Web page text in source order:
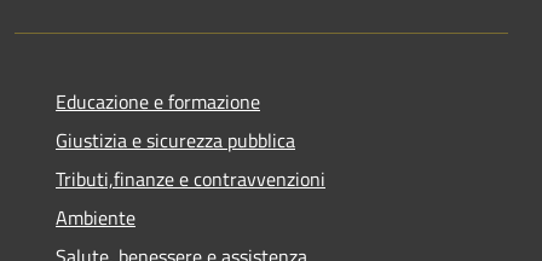
Educazione e formazione
Giustizia e sicurezza pubblica
Tributi,finanze e contravvenzioni
Ambiente